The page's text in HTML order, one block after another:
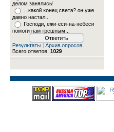
делом занялись!
...какой конец света? он уже
давно настал...
Господи, ежи-еси-на-небеси
помоги нам грешным...
Результаты| Архив опросов
Всего ответов: 1029